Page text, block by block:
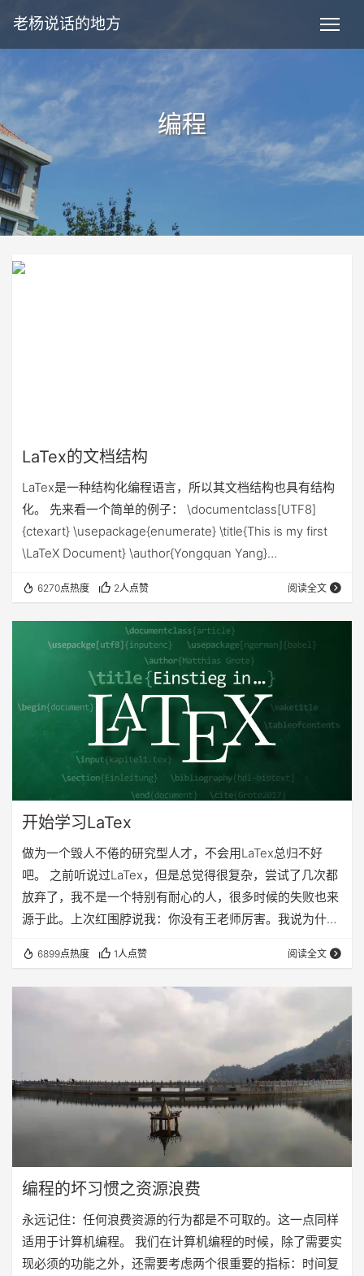
老杨说话的地方
编程
LaTex的文档结构
LaTex是一种结构化编程语言，所以其文档结构也具有结构
化。 先来看一个简单的例子： \documentclass[UTF8]
{ctexart} \usepackage{enumerate} \title{This is my first
\LaTeX Document} \author{Yongquan Yang}
家讲一个故事。 \end{document} 效果如下图所示： 在
\begin{document}开始之…
6270点热度 2人点赞 阅读全文
开始学习LaTex
做为一个毁人不倦的研究型人才，不会用LaTex总归不好
吧。 之前听说过LaTex，但是总觉得很复杂，尝试了几次都
放弃了，我不是一个特别有耐心的人，很多时候的失败也来
源于此。上次红围脖说我：你没有王老师厉害。我说为什
么重要。 后来封闭起来编写教材的时候，再次提到LaTex的
事情，是因为我们在用Word编写，多个人合并在一起的时
候格式全部都错了，最后找了几个学生，光格式就调整了一
天多。于是王老师念起LaTex的好，说如果是用LaTex，就
6899点热度 1人点赞 阅读全文
编程的坏习惯之资源浪费
永远记住：任何浪费资源的行为都是不可取的。这一点同样
适用于计算机编程。 我们在计算机编程的时候，除了需要实
现必须的功能之外，还需要考虑两个很重要的指标：时间复